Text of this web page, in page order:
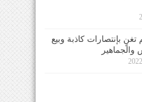
تغنٍ بإنتصارات كاذبة وبيع
والجماهير